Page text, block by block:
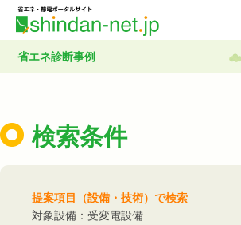
省エネ診断事例
検索条件
提案項目（設備・技術）で検索
対象設備：受変電設備